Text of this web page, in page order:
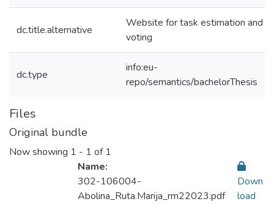
dc.title.alternative
Website for task estimation and
voting
dc.type
info:eu-
repo/semantics/bachelorThesis
Files
Original bundle
Now showing 1 - 1 of 1
Name:
302-106004-
Abolina_Ruta.Marija_rm22023.pdf
Down
load